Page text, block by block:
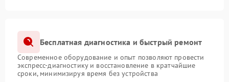
Бесплатная диагностика и быстрый ремонт
Современное оборудование и опыт позволяют провести
экспресс-диагностику и восстановление в кратчайшие
сроки, минимизируя время без устройства